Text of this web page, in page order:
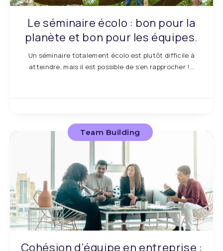
Le séminaire écolo : bon pour la
planète et bon pour les équipes.
Un séminaire totalement écolo est plutôt difficile à
atteindre, mais il est possible de s’en rapprocher !…
Team Building
Cohésion d’équipe en entreprise :